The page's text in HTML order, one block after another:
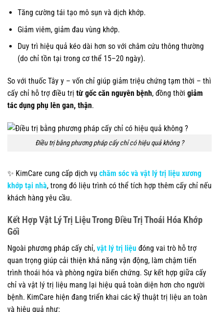
Tăng cường tái tạo mô sụn và dịch khớp.
Giảm viêm, giảm đau vùng khớp.
Duy trì hiệu quả kéo dài hơn so với châm cứu thông thường
(do chỉ tồn tại trong cơ thể 15–20 ngày).
So với thuốc Tây y – vốn chỉ giúp giảm triệu chứng tạm thời – thì
cấy chỉ hỗ trợ điều trị từ gốc căn nguyên bệnh, đồng thời giảm
tác dụng phụ lên gan, thận.
Điều trị bằng phương pháp cấy chỉ có hiệu quả không ?
✨ KimCare cung cấp dịch vụ chăm sóc và vật lý trị liệu xương
khớp tại nhà, trong đó liệu trình có thể tích hợp thêm cấy chỉ nếu
khách hàng yêu cầu.
Kết Hợp Vật Lý Trị Liệu Trong Điều Trị Thoái Hóa Khớp
Gối
Ngoài phương pháp cấy chỉ, vật lý trị liệu đóng vai trò hỗ trợ
quan trọng giúp cải thiện khả năng vận động, làm chậm tiến
trình thoái hóa và phòng ngừa biến chứng. Sự kết hợp giữa cấy
chỉ và vật lý trị liệu mang lại hiệu quả toàn diện hơn cho người
bệnh. KimCare hiện đang triển khai các kỹ thuật trị liệu an toàn
và hiệu quả như: